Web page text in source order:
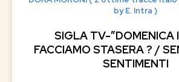
by E. Intra )
SIGLA TV-”DOMENICA
FACCIAMO STASERA ? /
SENTIMENTI